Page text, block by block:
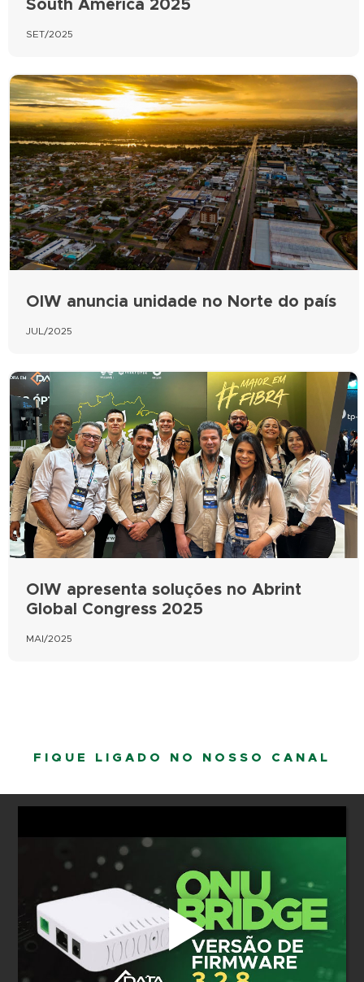
South America 2025
SET/2025
OIW anuncia unidade no Norte do país
JUL/2025
OIW apresenta soluções no Abrint
Global Congress 2025
MAI/2025
FIQUE LIGADO NO NOSSO CANAL